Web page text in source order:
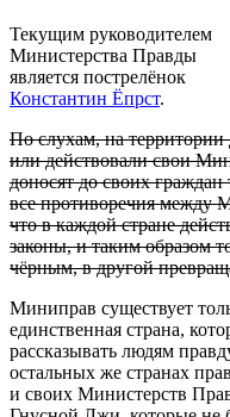
Текущим руководителем
Министерства Правды
является пострелёнок
Константин Ёпрст.
По слухам, на территории
или действовали свои
доносят до своих
все противоречия между
что в каждой стране
законы, и таким образом
чёрным, в другой
Миниправ существует
единственная страна,
рассказывать людям
остальных же странах
и своих Министерств